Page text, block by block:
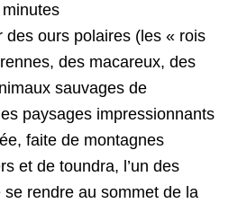
minutes
des ours polaires (les « rois
des macareux, des
sauvages de
paysages impressionnants
faite de montagnes
et de toundra, l’un des
rendre au sommet de la